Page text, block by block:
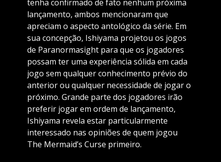
tenha confirmado de fato nenhum próxima
lançamento, ambos mencionaram que
apreciam o aspecto antológico da série. Em
sua concepção, Ishiyama projetou os jogos
de Paranormasight para que os jogadores
possam ter uma experiência sólida em cada
jogo sem qualquer conhecimento prévio do
anterior ou qualquer necessidade de jogar o
próximo. Grande parte dos jogadores irão
preferir jogar em ordem de lançamento,
Ishiyama revela estar particularmente
interessado nas opiniões de quem jogou
The Mermaid’s Curse primeiro.